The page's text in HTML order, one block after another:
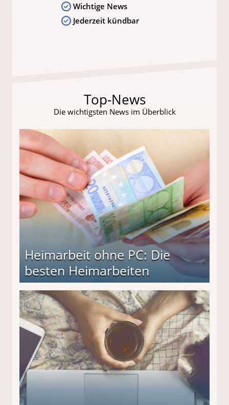
Wichtige News
Jederzeit kündbar
Top-News
Die wichtigsten News im Überblick
Heimarbeit ohne PC: Die
besten Heimarbeiten